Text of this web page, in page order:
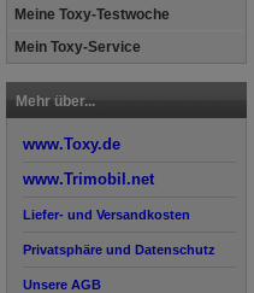
Meine Toxy-Testwoche
Mein Toxy-Service
Mehr über...
www.Toxy.de
www.Trimobil.net
Liefer- und Versandkosten
Privatsphäre und Datenschutz
Unsere AGB